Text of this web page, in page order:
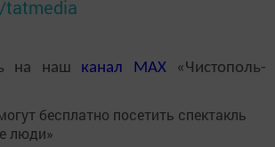
на наш канал MAX«Чистополь-